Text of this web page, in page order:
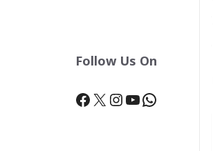
Follow Us On
Facebook
X Instagram
YouTube
WhatsApp